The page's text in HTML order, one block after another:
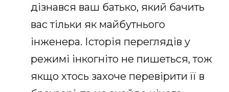
дізнався ваш батько, який бачить
вас тільки як майбутнього
інженера. Історія переглядів у
режимі інкогніто не пишеться, тож
якщо хтось захоче перевірити її в